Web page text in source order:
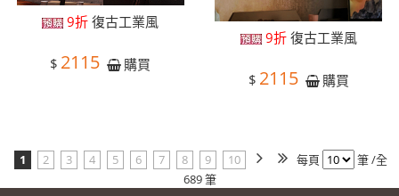
9折 復古工業風
$ 2115 購買
9折復古工業風
$ 2115 購買
1 2 3 4 5 6 7 8 9 10 每頁
筆 /全
689 筆